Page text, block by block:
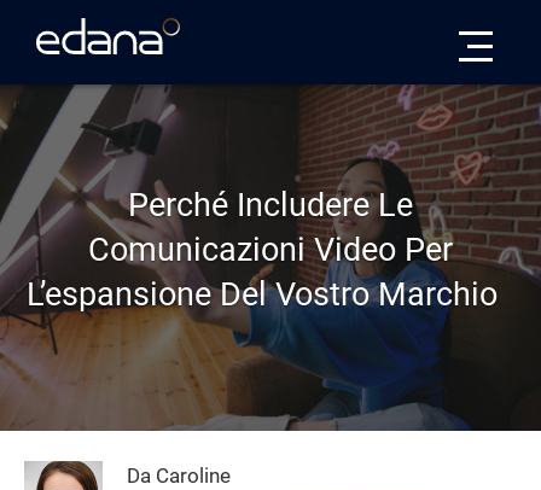
Perché Includere Le
Comunicazioni Video Per
L’espansione Del Vostro Marchio
Da Caroline